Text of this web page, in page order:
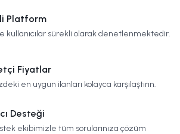
Platform
kullanıcılar sürekli olarak denetlenmektedir.
Fiyatlar
en uygun ilanları kolayca karşılaştırın.
Desteği
ekibimizle tüm sorularınıza çözüm